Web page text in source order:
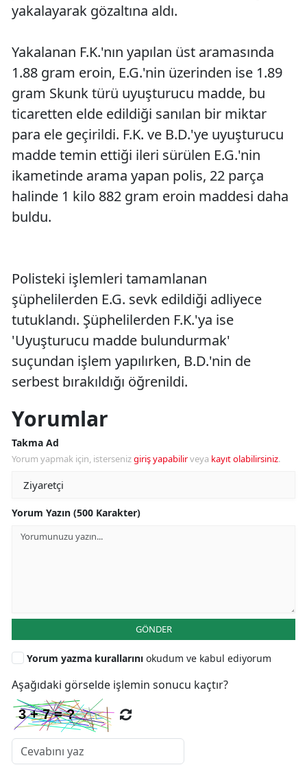
yakalayarak gözaltına aldı.
Yakalanan F.K.'nın yapılan üst aramasında
1.88 gram eroin, E.G.'nin üzerinden ise 1.89
gram Skunk türü uyuşturucu madde, bu
ticaretten elde edildiği sanılan bir miktar
para ele geçirildi. F.K. ve B.D.'ye uyuşturucu
madde temin ettiği ileri sürülen E.G.'nin
ikametinde arama yapan polis, 22 parça
halinde 1 kilo 882 gram eroin maddesi daha
buldu.
Polisteki işlemleri tamamlanan
şüphelilerden E.G. sevk edildiği adliyece
tutuklandı. Şüphelilerden F.K.'ya ise
'Uyuşturucu madde bulundurmak'
suçundan işlem yapılırken, B.D.'nin de
serbest bırakıldığı öğrenildi.
Yorumlar
Takma Ad
Yorum yapmak için, istersenizgiriş yapabilirveya kayıt olabilirsiniz.
Yorum Yazın (500 Karakter)
GÖNDER
Yorum yazma kurallarını okudum ve kabul ediyorum
Aşağıdaki görselde işlemin sonucu kaçtır?